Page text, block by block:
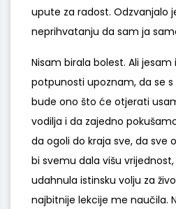
upute za radost. Odzvanjalo
neprihvatanju da sam ja
Nisam birala bolest. Ali jesam
potpunosti upoznam, da se
bude ono što će otjerati
vodilja i da zajedno
da ogoli do kraja sve, da sve
bi svemu dala višu
udahnula istinsku volju za
najbitnije lekcije me naučila.